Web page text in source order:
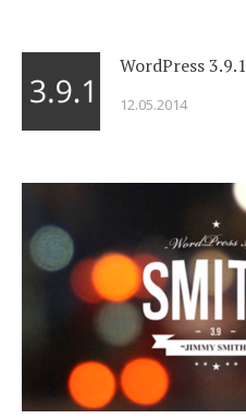
WordPress 3.9.1
12.05.2014